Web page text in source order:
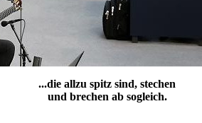
...die allzu spitz sind, stechen
und brechen ab sogleich.